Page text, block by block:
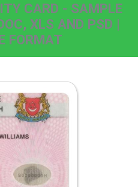
CARD - SAMPLE
XLS AND PSD |
FORMAT